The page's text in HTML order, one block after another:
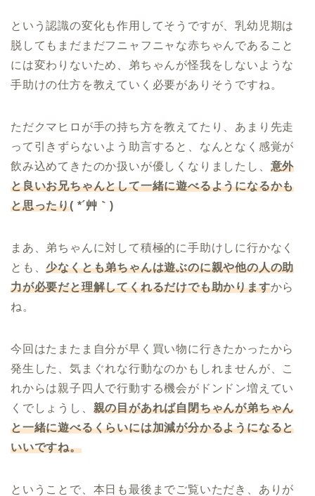
という認識の変化も作用してそうですが、乳幼児期は
脱してもまだまだフニャフニャな赤ちゃんであること
には変わりないため、弟ちゃんが怪我をしないような
手助けの仕方を教えていく必要がありそうですね。
ただクマヒロが手の持ち方を教えてたり、あまり先走
って引きずらないよう助言すると、なんとなく感覚が
飲み込めてきたのか扱いが優しくなりましたし、 意外
と良いお兄ちゃんとして一緒に遊べるようになるかも
と思ったり( *´艸｀)
まあ、弟ちゃんに対して積極的に手助けしに行かなく
とも、少なくとも弟ちゃんは遊ぶのに親や他の人の助
力が必要だと理解してくれるだけでも助かりますから
ね。
今回はたまたま自分が早く買い物に行きたかったから
発生した、気まぐれな行動なのかもしれませんが、こ
れからは親子四人で行動する機会がドンドン増えてい
くでしょうし、 親の目があれば自閉ちゃんが弟ちゃん
と一緒に遊べるくらいには加減が分かるようになると
いいですね。
ということで、本日も最後までご覧いただき、ありが